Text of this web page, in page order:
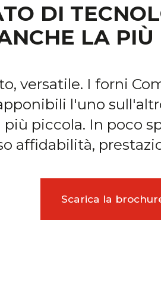
DI
LA PIÙ
versatile. I forni
l'uno
più piccola. In poco
affidabilità,
Scarica la